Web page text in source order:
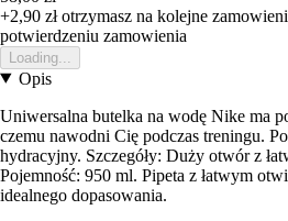
+2,90 złotrzymasz na kolejne
potwierdzeniu zamowienia
Loading...
Opis
Uniwersalna butelka na wodę Nike ma
czemu nawodni Cię podczas treningu.
hydracyjny. Szczegóły: Duży otwór z
Pojemność: 950 ml. Pipeta z łatwym
idealnego dopasowania.